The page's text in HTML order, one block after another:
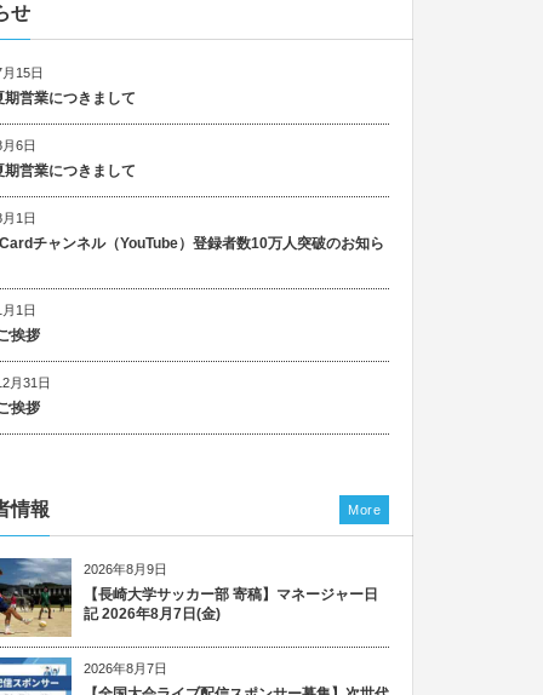
せ
15日
期営業につきまして
6日
期営業につきまして
1日
チャンネル（YouTube）登録者数10万人突破のお知ら
1日
挨拶
月31日
挨拶
情報
2026年8月9日
【長崎大学サッカー部 寄稿】マネージャー日
記 2026年8月7日(金)
2026年8月7日
More